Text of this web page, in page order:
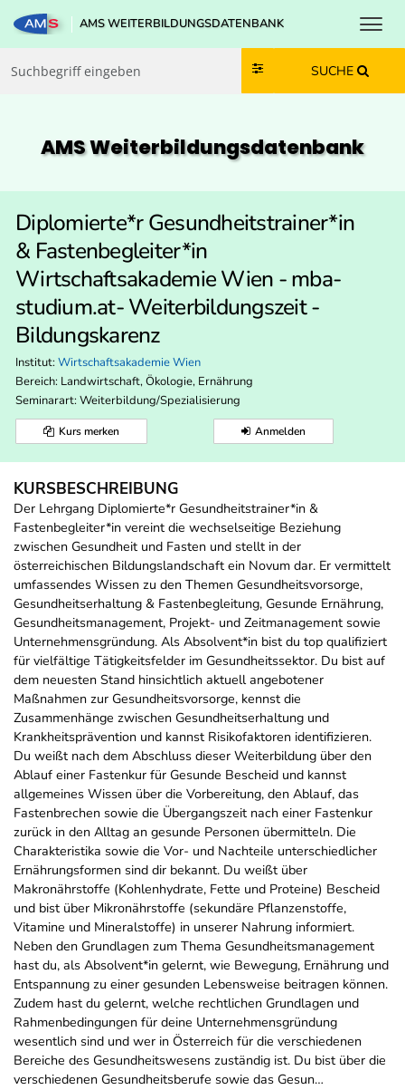
Zum Inhalt springen
Zum Navmenü springen
Zur Suche springen
Zur Footer springen
AMS WEITERBILDUNGSDATENBANK
SUCHE
AMS Weiterbildungs­datenbank
Diplomierte*r Gesundheitstrainer*in
& Fastenbegleiter*in
Wirtschaftsakademie Wien - mba-
studium.at- Weiterbildungszeit -
Bildungskarenz
Institut: Wirtschaftsakademie Wien
Bereich: Landwirtschaft, Ökologie, Ernährung
Seminarart: Weiterbildung/Spezialisierung
Kurs merken Anmelden
KURSBESCHREIBUNG
Der Lehrgang Diplomierte*r Gesundheitstrainer*in &
Fastenbegleiter*in vereint die wechselseitige Beziehung
zwischen Gesundheit und Fasten und stellt in der
österreichischen Bildungslandschaft ein Novum dar. Er vermittelt
umfassendes Wissen zu den Themen Gesundheitsvorsorge,
Gesundheitserhaltung & Fastenbegleitung, Gesunde Ernährung,
Gesundheitsmanagement, Projekt- und Zeitmanagement sowie
Unternehmensgründung. Als Absolvent*in bist du top qualifiziert
für vielfältige Tätigkeitsfelder im Gesundheitssektor. Du bist auf
dem neuesten Stand hinsichtlich aktuell angebotener
Maßnahmen zur Gesundheitsvorsorge, kennst die
Zusammenhänge zwischen Gesundheitserhaltung und
Krankheitsprävention und kannst Risikofaktoren identifizieren.
Du weißt nach dem Abschluss dieser Weiterbildung über den
Ablauf einer Fastenkur für Gesunde Bescheid und kannst
allgemeines Wissen über die Vorbereitung, den Ablauf, das
Fastenbrechen sowie die Übergangszeit nach einer Fastenkur
zurück in den Alltag an gesunde Personen übermitteln. Die
Charakteristika sowie die Vor- und Nachteile unterschiedlicher
Ernährungsformen sind dir bekannt. Du weißt über
Makronährstoffe (Kohlenhydrate, Fette und Proteine) Bescheid
und bist über Mikronährstoffe (sekundäre Pflanzenstoffe,
Vitamine und Mineralstoffe) in unserer Nahrung informiert.
Neben den Grundlagen zum Thema Gesundheitsmanagement
hast du, als Absolvent*in gelernt, wie Bewegung, Ernährung und
Entspannung zu einer gesunden Lebensweise beitragen können.
Zudem hast du gelernt, welche rechtlichen Grundlagen und
Rahmenbedingungen für deine Unternehmensgründung
wesentlich sind und wer in Österreich für die verschiedenen
Bereiche des Gesundheitswesens zuständig ist. Du bist über die
verschiedenen Gesundheitsberufe sowie das Gesun…